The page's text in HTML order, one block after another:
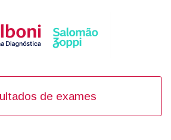
de exames